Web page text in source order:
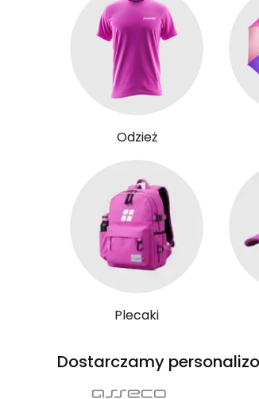
Odzież
Plecaki
Dostarczamy